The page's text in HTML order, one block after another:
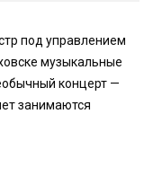
под управлением
музыкальные
концерт —
занимаются